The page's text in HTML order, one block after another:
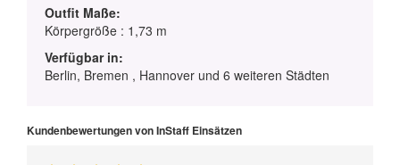
Outfit Maße:
Körpergröße : 1,73 m
Verfügbar in:
Berlin, Bremen , Hannover und 6 weiteren Städten
Kundenbewertungen von InStaff Einsätzen